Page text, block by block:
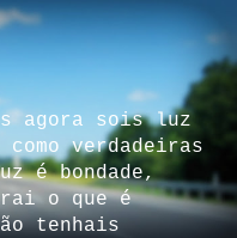
agora sois luz
verdadeiras
é bondade,
o que é
tenhais